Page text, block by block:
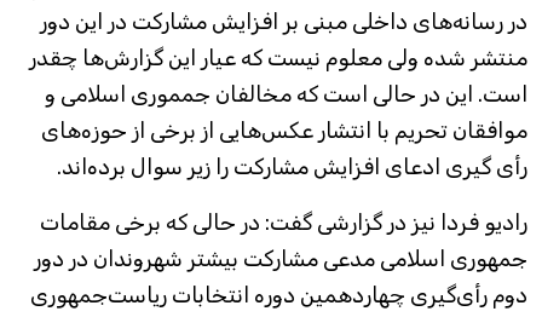
در رسانه‌های داخلی مبنی بر افزایش مشارکت در این دور
منتشر شده ولی معلوم نیست که عیار این گزارش‌ها چقدر
است. این در حالی است که مخالفان جمموری اسلامی و
موافقان تحریم با انتشار عکس‌هایی از برخی از حوزه‌های
رأی گیری ادعای افزایش مشارکت را زیر سوال برده‌اند.
رادیو فردا نیز در گزارشی گفت: در حالی که برخی مقامات
جمهوری اسلامی مدعی مشارکت بیشتر شهروندان در دور
دوم رأی‌‌گیری چهاردهمین دوره انتخابات ریاست‌جمهوری